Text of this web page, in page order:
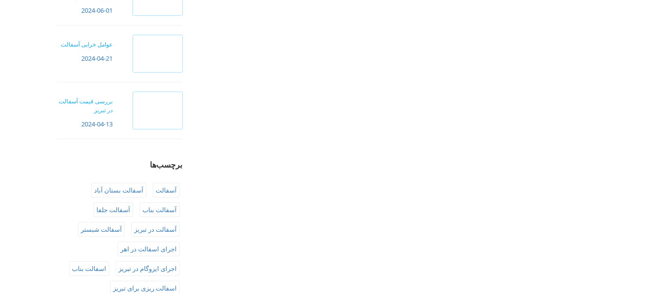
2024-06-01
عوامل خرابی آسفالت
2024-04-21
بررسی قیمت آسفالت
در تبریز
2024-04-13
برچسب‌ها
آسفالت آسفالت بستان آباد
آسفالت بناب آسفالت جلفا
آسفالت در تبریز آسفالت شبستر
اجرای اسفالت در اهر
اجرای ایزوگام در تبریز اسفالت بناب
اسفالت ریزی برای تبریز